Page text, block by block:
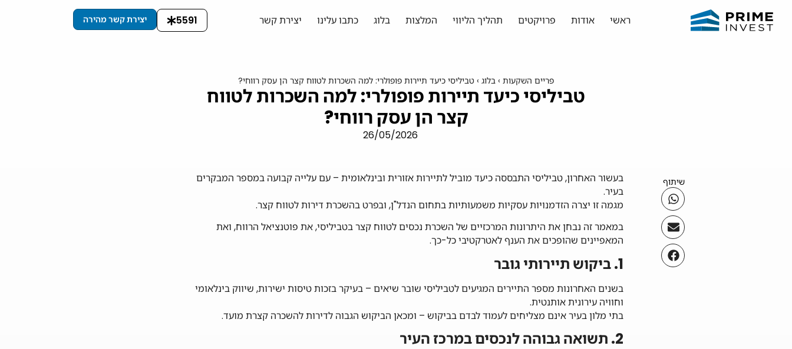
ראשי אודות פרויקטים תהליך הליווי המלצות בלוג כתבו עלינו יצירת קשר 5591 יצירת קשר מהירה
פריים השקעות › בלוג › טביליסי כיעד תיירות פופולרי: למה השכרות לטווח קצר הן עסק רווחי?
טביליסי כיעד תיירות פופולרי: למה השכרות לטווח
קצר הן עסק רווחי?
26/05/2026
שיתוף
בעשור האחרון, טביליסי התבססה כיעד מוביל לתיירות אזורית ובינלאומית – עם עלייה קבועה במספר המבקרים
בעיר.
מגמה זו יצרה הזדמנויות עסקיות משמעותיות בתחום הנדל"ן, ובפרט בהשכרת דירות לטווח קצר.
במאמר זה נבחן את היתרונות המרכזיים של השכרת נכסים לטווח קצר בטביליסי, את פוטנציאל הרווח, ואת
המאפיינים שהופכים את הענף לאטרקטיבי כל-כך.
1. ביקוש תיירותי גובר
בשנים האחרונות מספר התיירים המגיעים לטביליסי שובר שיאים – בעיקר בזכות טיסות ישירות, שיווק בינלאומי
וחוויה עירונית אותנטית.
בתי מלון בעיר אינם מצליחים לעמוד לבדם בביקוש – ומכאן הביקוש הגבוה לדירות להשכרה קצרת מועד.
2. תשואה גבוהה לנכסים במרכז העיר